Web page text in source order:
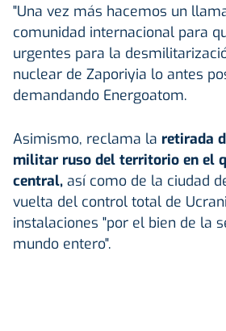
"Una vez más hacemos un
comunidad internacional para
urgentes para la
nuclear de Zaporiyia lo antes
demandando Energoatom.
Asimismo, reclama la retirada
militar ruso del territorio en el
central, así como de la ciudad
vuelta del control total de
instalaciones "por el bien de la
mundo entero".